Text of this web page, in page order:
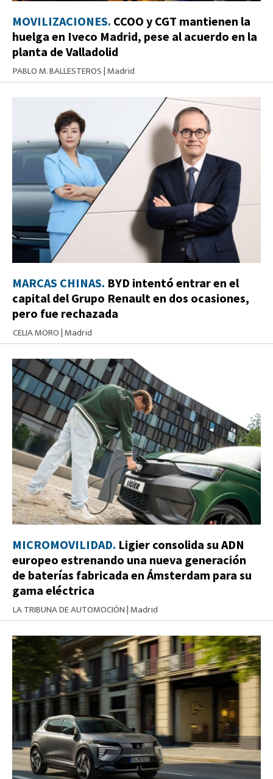
MOVILIZACIONES. CCOO y CGT mantienen la
huelga en Iveco Madrid, pese al acuerdo en la
planta de Valladolid
PABLO M. BALLESTEROS|Madrid
MARCAS CHINAS. BYD intentó entrar en el
capital del Grupo Renault en dos ocasiones,
pero fue rechazada
CELIA MORO|Madrid
MICROMOVILIDAD. Ligier consolida su ADN
europeo estrenando una nueva generación
de baterías fabricada en Ámsterdam para su
gama eléctrica
LA TRIBUNA DE AUTOMOCIÓN|Madrid